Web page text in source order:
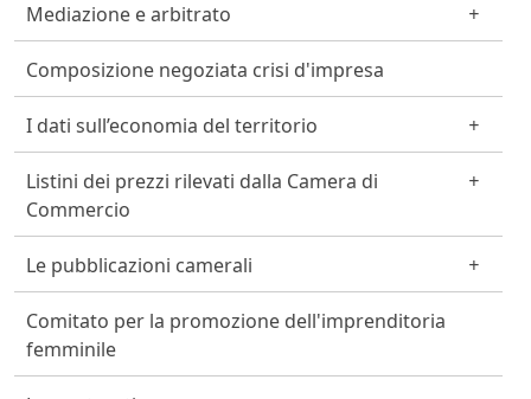
Mediazione e arbitrato
Composizione negoziata crisi d'impresa
I dati sull’economia del territorio
Listini dei prezzi rilevati dalla Camera di
Commercio
Le pubblicazioni camerali
Comitato per la promozione dell'imprenditoria
femminile